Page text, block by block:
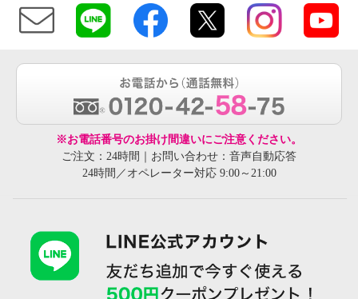
※お電話番号のお掛け間違いにご注意ください。
ご注文：24時間｜お問い合わせ：音声自動応答
24時間／オペレーター対応 9:00～21:00